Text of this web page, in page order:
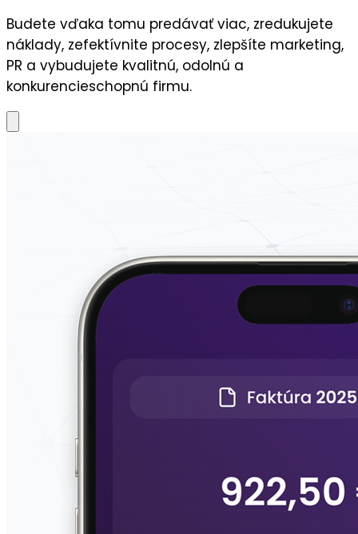
Budete vďaka tomu predávať viac, zredukujete
náklady, zefektívnite procesy, zlepšíte marketing,
PR a vybudujete kvalitnú, odolnú a
konkurencieschopnú firmu.